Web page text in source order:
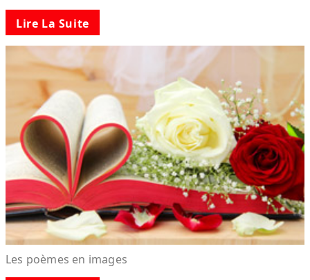
Lire La Suite
Les poèmes en images